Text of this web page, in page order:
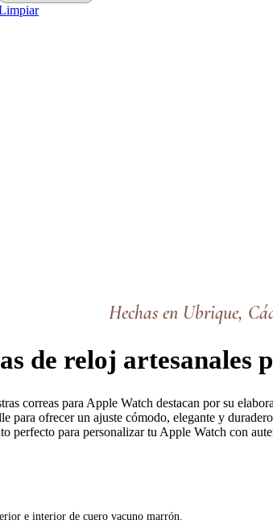
Hechas en Ubrique,
de reloj artesanales
correas para Apple Watch destacan por su
para ofrecer un ajuste cómodo, elegante y
perfecto para personalizar tu Apple Watch con
e interior de cuero vacuno marrón.